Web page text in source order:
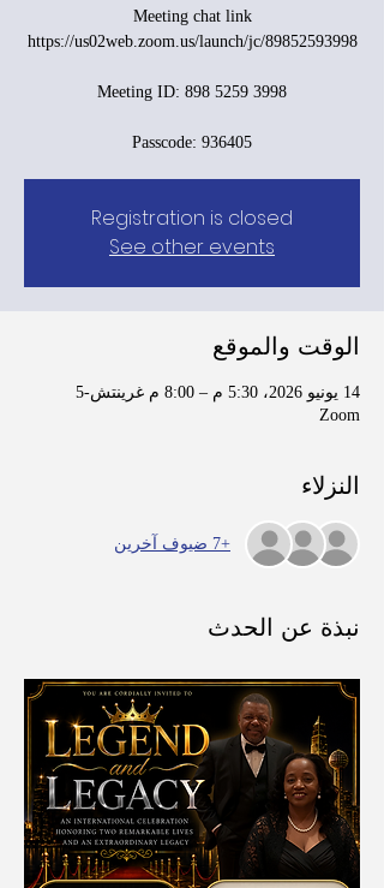
Passcode: 936405
Registration is closed
See other events
الوقت والموقع
14 يونيو 2026، 5:30 م – 8:00 م غرينتش-5
Zoom
النزلاء
+7 ضيوف آخرين
نبذة عن الحدث